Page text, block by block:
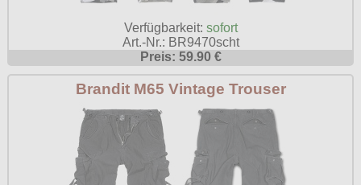
Verfügbarkeit: sofort
Art.-Nr.: BR9470scht
Preis: 59.90 €
Brandit M65 Vintage Trouser